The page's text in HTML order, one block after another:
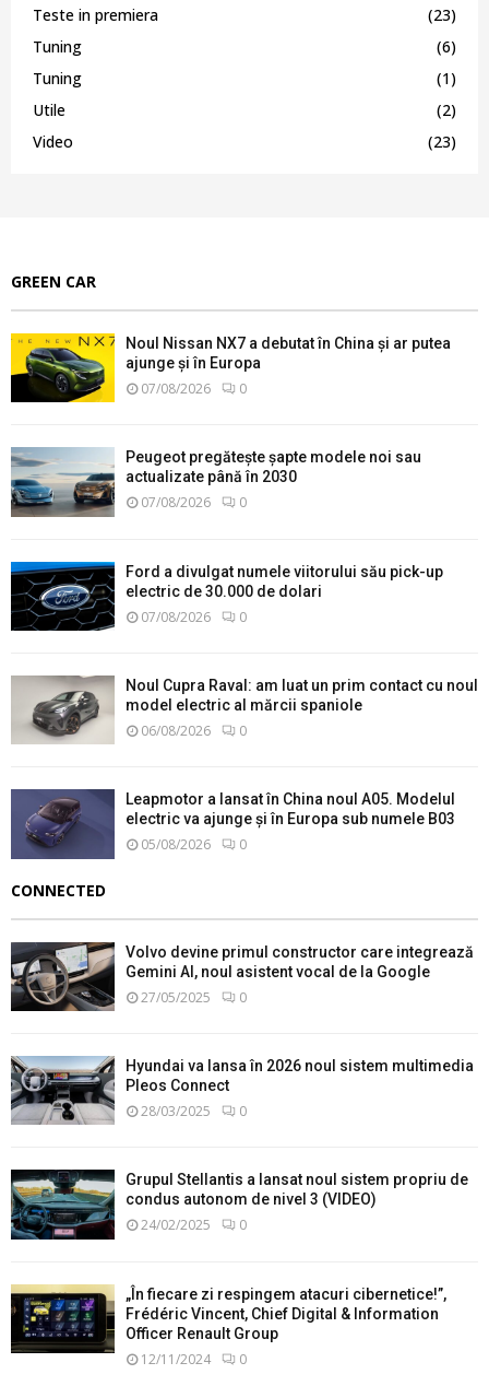
Teste in premiera
(23)
Tuning
(6)
Tuning
(1)
Utile
(2)
Video
(23)
GREEN CAR
Noul Nissan NX7 a debutat în China și ar putea
ajunge și în Europa
07/08/2026 0
Peugeot pregătește șapte modele noi sau
actualizate până în 2030
07/08/2026 0
Ford a divulgat numele viitorului său pick-up
electric de 30.000 de dolari
07/08/2026 0
Noul Cupra Raval: am luat un prim contact cu noul
model electric al mărcii spaniole
06/08/2026 0
Leapmotor a lansat în China noul A05. Modelul
electric va ajunge și în Europa sub numele B03
05/08/2026 0
CONNECTED
Volvo devine primul constructor care integrează
Gemini AI, noul asistent vocal de la Google
27/05/2025 0
Hyundai va lansa în 2026 noul sistem multimedia
Pleos Connect
28/03/2025 0
Grupul Stellantis a lansat noul sistem propriu de
condus autonom de nivel 3 (VIDEO)
24/02/2025 0
„În fiecare zi respingem atacuri cibernetice!”,
Frédéric Vincent, Chief Digital & Information
Officer Renault Group
12/11/2024 0